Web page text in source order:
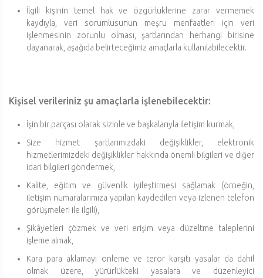
İlgili kişinin temel hak ve özgürlüklerine zarar vermemek
kaydıyla, veri sorumlusunun meşru menfaatleri için veri
işlenmesinin zorunlu olması, şartlarından herhangi birisine
dayanarak, aşağıda belirteceğimiz amaçlarla kullanılabilecektir.
Kişisel verileriniz şu amaçlarla işlenebilecektir:
İşin bir parçası olarak sizinle ve başkalarıyla iletişim kurmak,
Size hizmet şartlarımızdaki değişiklikler, elektronik
hizmetlerimizdeki değişiklikler hakkında önemli bilgileri ve diğer
idari bilgileri göndermek,
Kalite, eğitim ve güvenlik iyileştirmesi sağlamak (örneğin,
iletişim numaralarımıza yapılan kaydedilen veya izlenen telefon
görüşmeleri ile ilgili),
Şikâyetleri çözmek ve veri erişim veya düzeltme taleplerini
işleme almak,
Kara para aklamayı önleme ve terör karşıtı yasalar da dahil
olmak üzere, yürürlükteki yasalara ve düzenleyici